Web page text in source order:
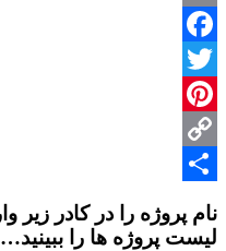
Email
Facebook
Twitter
Pinterest
Copy
لیست پروژه ها را ببینید…